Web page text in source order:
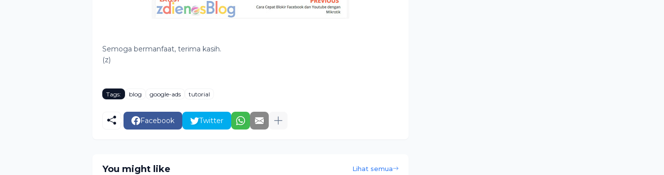
Semoga bermanfaat, terima kasih.
(z)
Tags: blog google-ads tutorial
Facebook Twitter
You might like Lihat semua